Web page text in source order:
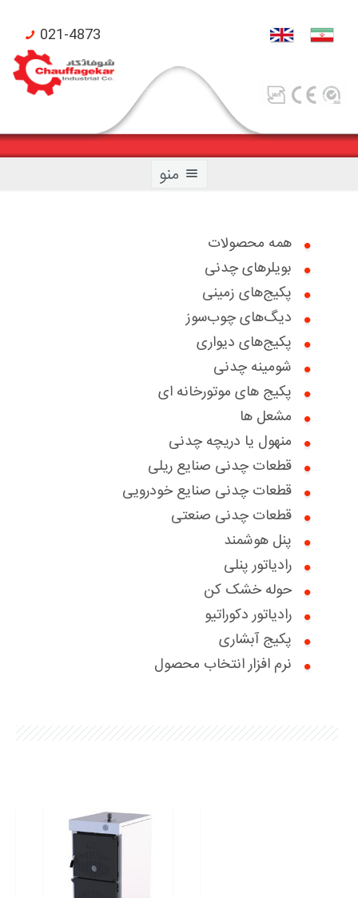
021-4873
منو
صفحه اصلی
محصولات شوفاژکار
محصولات تکنومتال
گواهینامه ها
درباره ما
سوالات متداول
تماس با ما
دانلود کاتالوگ ها
درباره ما
مقالات آموزشی
شکایات
بخش خدمات مشتریان
درخواست خدمات
بخش پرتال فروش
بخش پرتال خدمات فروش
درخواست همکاری با ما
تعویض سبز
همه محصولات
بویلرهای چدنی
پکیج‌های زمینی
دیگ‌های چوب‌سوز
پکیج‌های دیواری
شومینه چدنی
پکیج های موتورخانه ای
مشعل ها
منهول یا دریچه چدنی
قطعات چدنی صنایع ریلی
قطعات چدنی صنایع خودرویی
قطعات چدنی صنعتی
پنل هوشمند
رادیاتور پنلی
حوله خشک کن
رادیاتور دکوراتیو
پکیج آبشاری
نرم افزار انتخاب محصول